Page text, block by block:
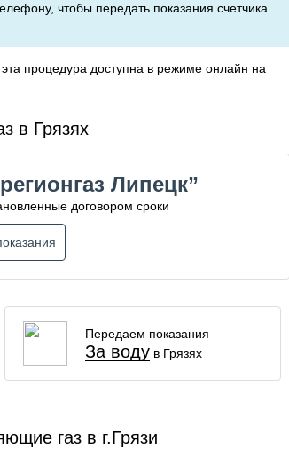
чтобы передать показания счетчика.
процедура доступна в режиме онлайн на
в Грязях
Липецк”
договором сроки
Передаем показания
За водув Грязях
газ в г.Грязи